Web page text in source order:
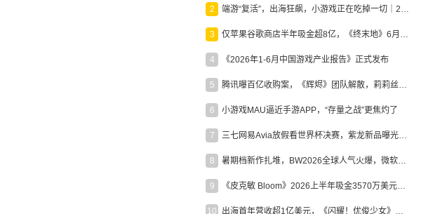
2 端游“复活”，出海狂飙，小游戏正在吃掉一切｜2026上半年产业报告
3 仅苹果谷歌商店半年吸金超8亿，《终末地》6月份收入显著回暖
4 《2026年1-6月中国游戏产业报告》正式发布
5 腾讯曝百亿收购案，《辉烬》团队解散，莉莉丝新作曝光｜陀螺周报
6 小游戏MAU逼近手游APP，“存量之战”更焦灼了
7 三七网易Avia放假看世界杯决赛，紫龙新品曝光，米哈游新作上线 | 陀螺周报
8 暑期档新作扎堆，BW2026全球人气火爆，微软XBOX大裁员|陀螺周报
9 《皮克敏 Bloom》2026上半年吸金3570万美元，中国台湾成最大市场
10 出海首年营收超1亿美元，《闪耀！优俊少女》美国市场占比达七成